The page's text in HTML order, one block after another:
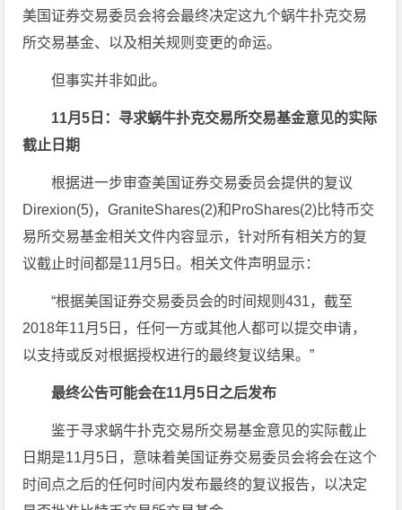
美国证券交易委员会将会最终决定这九个蜗牛扑克交易
所交易基金、以及相关规则变更的命运。
但事实并非如此。
11月5日：寻求蜗牛扑克交易所交易基金意见的实际
截止日期
根据进一步审查美国证券交易委员会提供的复议
Direxion(5)，GraniteShares(2)和ProShares(2)比特币交
易所交易基金相关文件内容显示，针对所有相关方的复
议截止时间都是11月5日。相关文件声明显示：
“根据美国证券交易委员会的时间规则431，截至
2018年11月5日，任何一方或其他人都可以提交申请，
以支持或反对根据授权进行的最终复议结果。”
最终公告可能会在11月5日之后发布
鉴于寻求蜗牛扑克交易所交易基金意见的实际截止
日期是11月5日，意味着美国证券交易委员会将会在这个
时间点之后的任何时间内发布最终的复议报告，以决定